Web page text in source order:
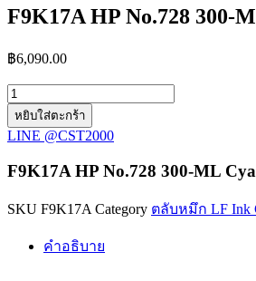
F9K17A HP No.728 300-
฿6,090.00
จำนวน
F9K17A
HP
No.728
300-
ML
Ink
หยิบใส่ตะกร้า
LINE @CST2000
F9K17A HP No.728 300-ML
SKU F9K17A Category ตลับหมึก LF Ink
คำอธิบาย